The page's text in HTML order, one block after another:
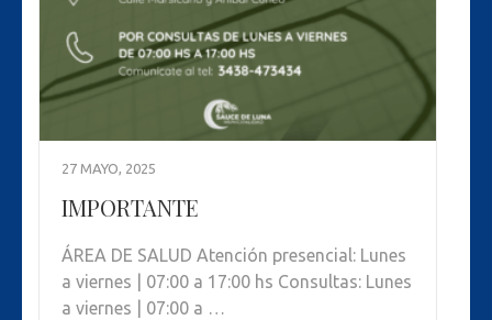
27 MAYO, 2025
IMPORTANTE
ÁREA DE SALUD Atención presencial: Lunes
a viernes | 07:00 a 17:00 hs Consultas: Lunes
a viernes | 07:00 a …